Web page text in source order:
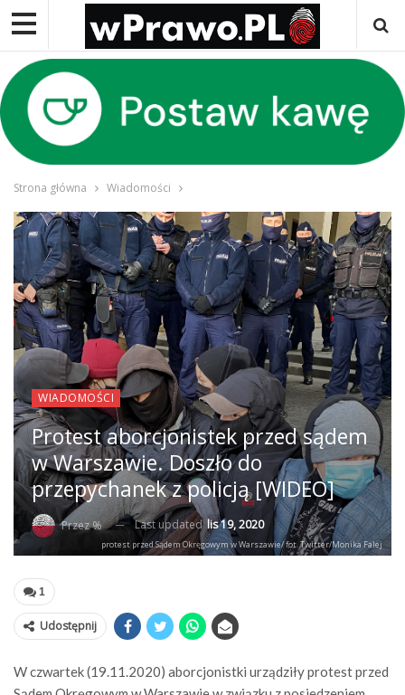
Strona główna Wiadomości
WIADOMOŚCI
Protest aborcjonistek przed sądem
w Warszawie. Doszło do
przepychanek z policją [WIDEO]
Przez % Last updated lis 19, 2020
protest przed Sądem Okręgowym w Warszawie/ fot. Twitter/Monika Falej
1
Udostępnij
W czwartek (19.11.2020) aborcjonistki urządziły protest przed